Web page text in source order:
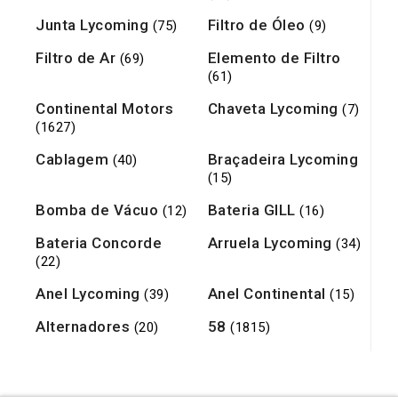
Junta Lycoming (75) Filtro de Óleo (9)
Filtro de Ar (69) Elemento de Filtro
(61)
Continental Motors
(1627)
Chaveta Lycoming (7)
Cablagem (40) Braçadeira Lycoming
(15)
Bomba de Vácuo (12) Bateria GILL (16)
Bateria Concorde
(22)
Arruela Lycoming (34)
Anel Lycoming (39) Anel Continental (15)
Alternadores (20) 58 (1815)